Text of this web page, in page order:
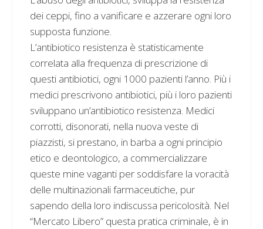
dei ceppi, fino a vanificare e azzerare ogni loro
supposta funzione.
L’antibiotico resistenza è statisticamente
correlata alla frequenza di prescrizione di
questi antibiotici, ogni 1000 pazienti l’anno. Più i
medici prescrivono antibiotici, più i loro pazienti
sviluppano un’antibiotico resistenza. Medici
corrotti, disonorati, nella nuova veste di
piazzisti, si prestano, in barba a ogni principio
etico e deontologico, a commercializzare
queste mine vaganti per soddisfare la voracità
delle multinazionali farmaceutiche, pur
sapendo della loro indiscussa pericolosità. Nel
“Mercato Libero” questa pratica criminale, è in